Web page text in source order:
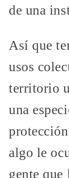
de una
Así que
usos
territorio
una
algo le
gente que